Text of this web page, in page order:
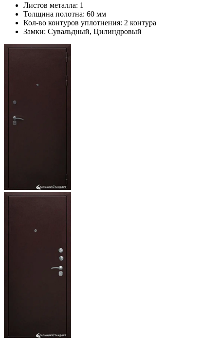
Листов металла: 1
Толщина полотна: 60 мм
Кол-во контуров уплотнения: 2 контура
Замки: Сувальдный, Цилиндровый